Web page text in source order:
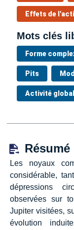
Effets de
Mots clés
Forme
Pits
Activité
Résumé
Les noyaux
considérable,
dépressions
observées sur
Jupiter visitées,
évolution